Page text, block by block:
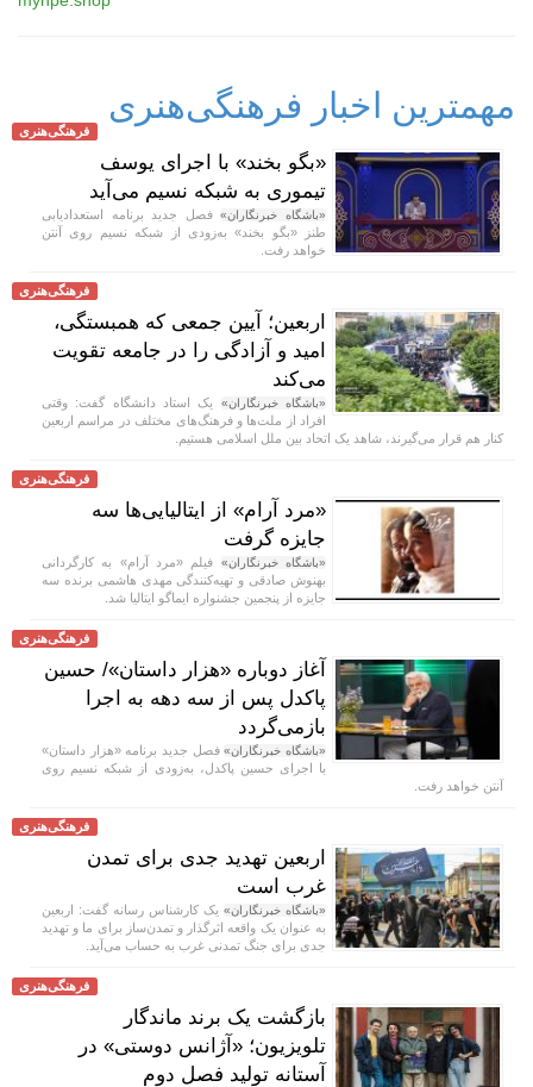
مهمترین اخبار فرهنگی‌هنری
فرهنگی‌هنری
«بگو بخند» با اجرای یوسف
تیموری به شبکه نسیم می‌آید
«باشگاه خبرنگاران»فصل جدید برنامه استعدادیابی
طنز «بگو بخند» به‌زودی از شبکه نسیم روی آنتن
خواهد رفت.
فرهنگی‌هنری
اربعین؛ آیین جمعی که همبستگی،
امید و آزادگی را در جامعه تقویت
می‌کند
«باشگاه خبرنگاران» یک استاد دانشگاه گفت: وقتی
افراد از ملت‌ها و فرهنگ‌های مختلف در مراسم اربعین
کنار هم قرار می‌گیرند، شاهد یک اتحاد بین ملل اسلامی هستیم.
فرهنگی‌هنری
«مرد آرام» از ایتالیایی‌ها سه
جایزه گرفت
«باشگاه خبرنگاران» فیلم «مرد آرام» به کارگردانی
بهنوش صادقی و تهیه‌کنندگی مهدی هاشمی برنده سه
جایزه از پنجمین جشنواره ایماگو ایتالیا شد.
فرهنگی‌هنری
آغاز دوباره «هزار داستان»/ حسین
پاکدل پس از سه دهه به اجرا
بازمی‌گردد
«باشگاه خبرنگاران»فصل جدید برنامه «هزار داستان»
با اجرای حسین پاکدل، به‌زودی از شبکه نسیم روی
آنتن خواهد رفت.
فرهنگی‌هنری
اربعین تهدید جدی برای تمدن
غرب است
«باشگاه خبرنگاران» یک کارشناس رسانه گفت: اربعین
به عنوان یک واقعه اثرگذار و تمدن‌ساز برای ما و تهدید
جدی برای جنگ تمدنی غرب به حساب می‌آید.
فرهنگی‌هنری
بازگشت یک برند ماندگار
تلویزیون؛ «آژانس دوستی» در
آستانه تولید فصل دوم